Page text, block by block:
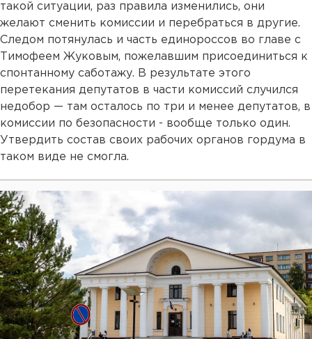
такой ситуации, раз правила изменились, они
желают сменить комиссии и перебраться в другие.
Следом потянулась и часть единороссов во главе с
Тимофеем Жуковым, пожелавшим присоединиться к
спонтанному саботажу. В результате этого
перетекания депутатов в части комиссий случился
недобор — там осталось по три и менее депутатов, в
комиссии по безопасности - вообще только один.
Утвердить состав своих рабочих органов гордума в
таком виде не смогла.